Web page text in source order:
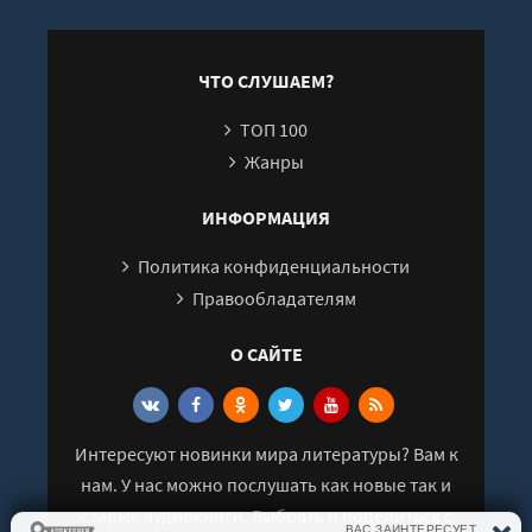
ЧТО СЛУШАЕМ?
ТОП 100
Жанры
ИНФОРМАЦИЯ
Политика конфиденциальности
Правообладателям
О САЙТЕ
Интересуют новинки мира литературы? Вам к
нам. У нас можно послушать как новые так и
старые аудиокниги. Выбрать и поделиться с